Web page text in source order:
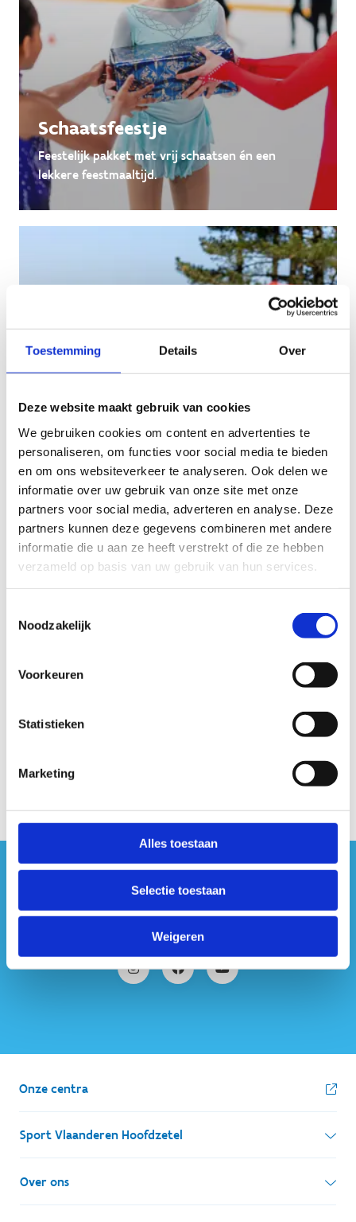
Toestemming Details Over
Deze website maakt gebruik van cookies
We gebruiken cookies om content en advertenties te
personaliseren, om functies voor social media te bieden
en om ons websiteverkeer te analyseren. Ook delen we
informatie over uw gebruik van onze site met onze
partners voor social media, adverteren en analyse. Deze
partners kunnen deze gegevens combineren met andere
informatie die u aan ze heeft verstrekt of die ze hebben
verzameld op basis van uw gebruik van hun services.
Noodzakelijk
Voorkeuren
Statistieken
Marketing
Alles toestaan
Selectie toestaan
Weigeren
Schaatsfeestje
Feestelijk pakket met vrij schaatsen én een
lekkere feestmaaltijd.
Urban Action
verjaardagsfeestje
Feest voor energieke feestvierders met een
speurtocht en 2 activiteiten naar keuze.
Heb je nog
Contacteer
ons
#sportersbelevenmeer
ook op sociale media
Onze centra
Sport Vlaanderen Hoofdzetel
Simon Bolivarlaan 17
1000 Brussel
Over ons